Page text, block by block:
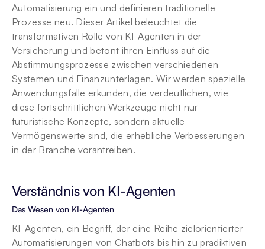
Automatisierung ein und definieren traditionelle
Prozesse neu. Dieser Artikel beleuchtet die
transformativen Rolle von KI-Agenten in der
Versicherung und betont ihren Einfluss auf die
Abstimmungsprozesse zwischen verschiedenen
Systemen und Finanzunterlagen. Wir werden spezielle
Anwendungsfälle erkunden, die verdeutlichen, wie
diese fortschrittlichen Werkzeuge nicht nur
futuristische Konzepte, sondern aktuelle
Vermögenswerte sind, die erhebliche Verbesserungen
in der Branche vorantreiben.
Verständnis von KI-Agenten
Das Wesen von KI-Agenten
KI-Agenten, ein Begriff, der eine Reihe zielorientierter
Automatisierungen von Chatbots bis hin zu prädiktiven